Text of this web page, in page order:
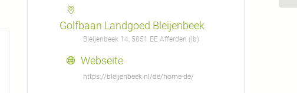
Golfbaan Landgoed Bleijenbeek
Bleijenbeek 14, 5851 EE Afferden (lb)
Webseite
https://bleijenbeek.nl/de/home-de/